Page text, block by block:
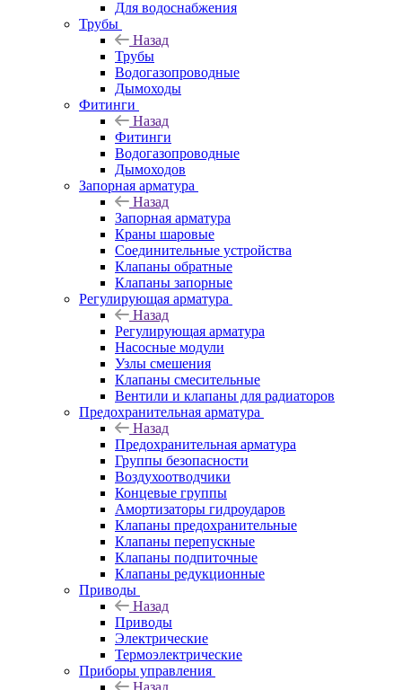
Для водоснабжения
Трубы
Назад
Трубы
Водогазопроводные
Дымоходы
Фитинги
Назад
Фитинги
Водогазопроводные
Дымоходов
Запорная арматура
Назад
Запорная арматура
Краны шаровые
Соединительные устройства
Клапаны обратные
Клапаны запорные
Регулирующая арматура
Назад
Регулирующая арматура
Насосные модули
Узлы смешения
Клапаны смесительные
Вентили и клапаны для радиаторов
Предохранительная арматура
Назад
Предохранительная арматура
Группы безопасности
Воздухоотводчики
Концевые группы
Амортизаторы гидроударов
Клапаны предохранительные
Клапаны перепускные
Клапаны подпиточные
Клапаны редукционные
Приводы
Назад
Приводы
Электрические
Термоэлектрические
Приборы управления
Назад